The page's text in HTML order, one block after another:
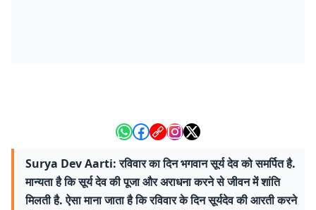
Surya Dev Aarti: रविवार का दिन भगवान सूर्य देव को समर्पित है.
मान्यता है कि सूर्य देव की पूजा और अराधना करने से जीवन में शांति
मिलती है. ऐसा माना जाता है कि रविवार के दिन सूर्यदेव की आरती करने